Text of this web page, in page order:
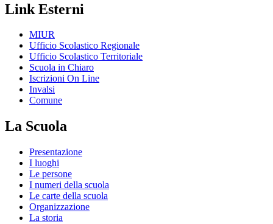
Link Esterni
MIUR
Ufficio Scolastico Regionale
Ufficio Scolastico Territoriale
Scuola in Chiaro
Iscrizioni On Line
Invalsi
Comune
La Scuola
Presentazione
I luoghi
Le persone
I numeri della scuola
Le carte della scuola
Organizzazione
La storia